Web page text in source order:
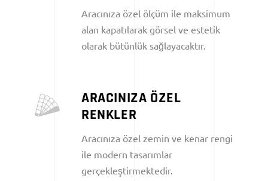
Aracınıza özel ölçüm ile maksimum
alan kapatılarak görsel ve estetik
olarak bütünlük sağlayacaktır.
ARACINIZA ÖZEL
RENKLER
Aracınıza özel zemin ve kenar rengi
ile modern tasarımlar
gerçekleştirmektedir.